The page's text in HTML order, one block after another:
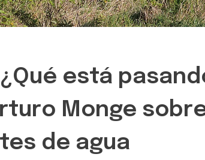
está
Monge
de agua